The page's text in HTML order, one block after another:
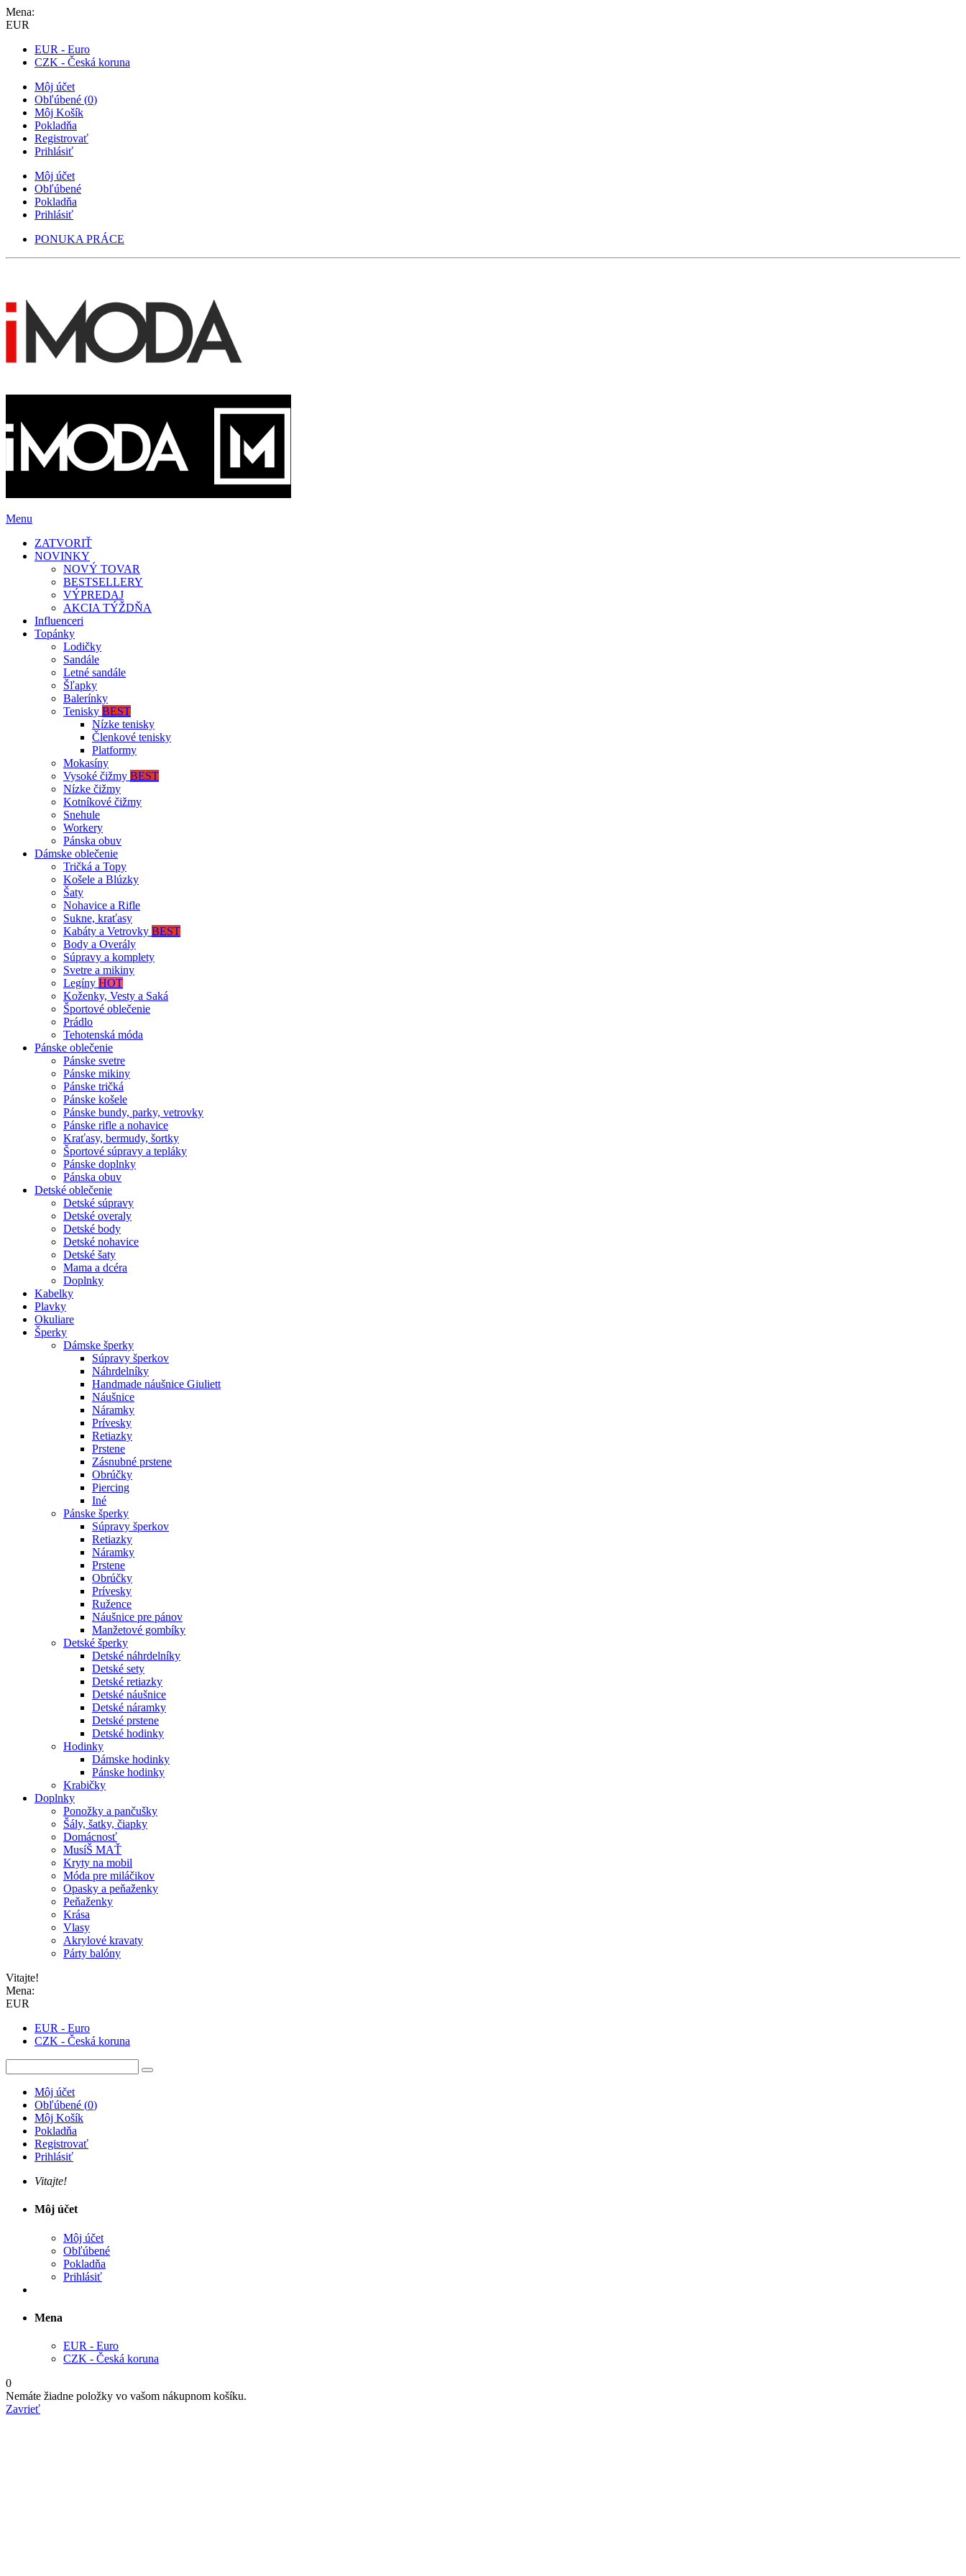
Mena:
EUR
EUR - Euro
CZK - Česká koruna
Môj účet
Obľúbené (0)
Môj Košík
Pokladňa
Registrovať
Prihlásiť
Môj účet
Obľúbené
Pokladňa
Prihlásiť
PONUKA PRÁCE
Menu
ZATVORIŤ
NOVINKY
NOVÝ TOVAR
BESTSELLERY
VÝPREDAJ
AKCIA TÝŽDŇA
Influenceri
Topánky
Lodičky
Sandále
Letné sandále
Šľapky
Balerínky
Tenisky BEST
Nízke tenisky
Členkové tenisky
Platformy
Mokasíny
Vysoké čižmy BEST
Nízke čižmy
Kotníkové čižmy
Snehule
Workery
Pánska obuv
Dámske oblečenie
Tričká a Topy
Košele a Blúzky
Šaty
Nohavice a Rifle
Sukne, kraťasy
Kabáty a Vetrovky BEST
Body a Overály
Súpravy a komplety
Svetre a mikiny
Legíny HOT
Koženky, Vesty a Saká
Športové oblečenie
Prádlo
Tehotenská móda
Pánske oblečenie
Pánske svetre
Pánske mikiny
Pánske tričká
Pánske košele
Pánske bundy, parky, vetrovky
Pánske rifle a nohavice
Kraťasy, bermudy, šortky
Športové súpravy a tepláky
Pánske doplnky
Pánska obuv
Detské oblečenie
Detské súpravy
Detské overaly
Detské body
Detské nohavice
Detské šaty
Mama a dcéra
Doplnky
Kabelky
Plavky
Okuliare
Šperky
Dámske šperky
Súpravy šperkov
Náhrdelníky
Handmade náušnice Giuliett
Náušnice
Náramky
Prívesky
Retiazky
Prstene
Zásnubné prstene
Obrúčky
Piercing
Iné
Pánske šperky
Súpravy šperkov
Retiazky
Náramky
Prstene
Obrúčky
Prívesky
Ružence
Náušnice pre pánov
Manžetové gombíky
Detské šperky
Detské náhrdelníky
Detské sety
Detské retiazky
Detské náušnice
Detské náramky
Detské prstene
Detské hodinky
Hodinky
Dámske hodinky
Pánske hodinky
Krabičky
Doplnky
Ponožky a pančušky
Šály, šatky, čiapky
Domácnosť
MusíŠ MAŤ
Kryty na mobil
Móda pre miláčikov
Opasky a peňaženky
Peňaženky
Krása
Vlasy
Akrylové kravaty
Párty balóny
Vitajte!
Mena:
EUR
EUR - Euro
CZK - Česká koruna
Môj účet
Obľúbené (0)
Môj Košík
Pokladňa
Registrovať
Prihlásiť
Vitajte!
Môj účet
Môj účet
Obľúbené
Pokladňa
Prihlásiť
Mena
EUR - Euro
CZK - Česká koruna
0
Nemáte žiadne položky vo vašom nákupnom košíku.
Zavrieť